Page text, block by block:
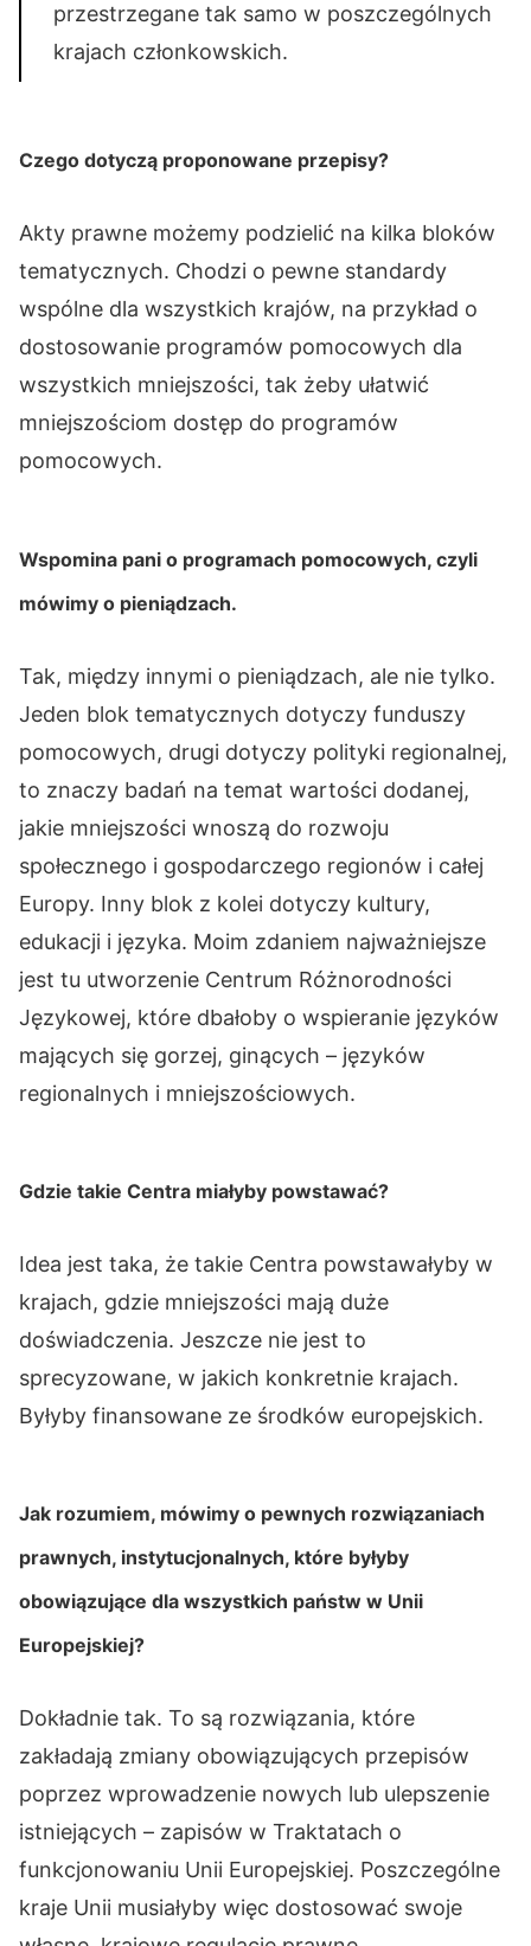
przestrzegane tak samo w poszczególnych
krajach członkowskich.
Czego dotyczą proponowane przepisy?
Akty prawne możemy podzielić na kilka bloków
tematycznych. Chodzi o pewne standardy
wspólne dla wszystkich krajów, na przykład o
dostosowanie programów pomocowych dla
wszystkich mniejszości, tak żeby ułatwić
mniejszościom dostęp do programów
pomocowych.
Wspomina pani o programach pomocowych, czyli
mówimy o pieniądzach.
Tak, między innymi o pieniądzach, ale nie tylko.
Jeden blok tematycznych dotyczy funduszy
pomocowych, drugi dotyczy polityki regionalnej,
to znaczy badań na temat wartości dodanej,
jakie mniejszości wnoszą do rozwoju
społecznego i gospodarczego regionów i całej
Europy. Inny blok z kolei dotyczy kultury,
edukacji i języka. Moim zdaniem najważniejsze
jest tu utworzenie Centrum Różnorodności
Językowej, które dbałoby o wspieranie języków
mających się gorzej, ginących – języków
regionalnych i mniejszościowych.
Gdzie takie Centra miałyby powstawać?
Idea jest taka, że takie Centra powstawałyby w
krajach, gdzie mniejszości mają duże
doświadczenia. Jeszcze nie jest to
sprecyzowane, w jakich konkretnie krajach.
Byłyby finansowane ze środków europejskich.
Jak rozumiem, mówimy o pewnych rozwiązaniach
prawnych, instytucjonalnych, które byłyby
obowiązujące dla wszystkich państw w Unii
Europejskiej?
Dokładnie tak. To są rozwiązania, które
zakładają zmiany obowiązujących przepisów
poprzez wprowadzenie nowych lub ulepszenie
istniejących – zapisów w Traktatach o
funkcjonowaniu Unii Europejskiej. Poszczególne
kraje Unii musiałyby więc dostosować swoje